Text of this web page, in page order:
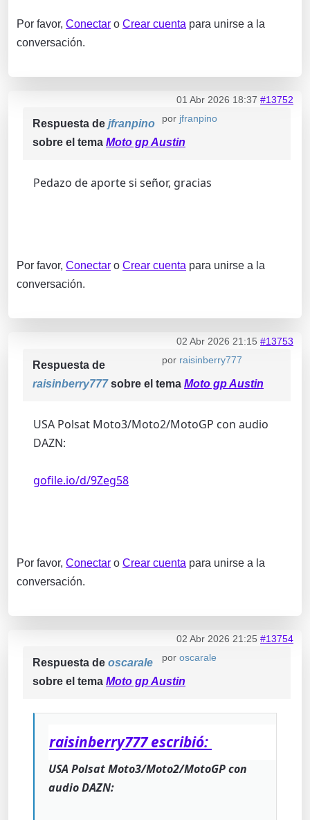
Por favor, Conectar o Crear cuenta para unirse a la
conversación.
01 Abr 2026 18:37 #13752
por jfranpino
Respuesta de jfranpino
sobre el tema Moto gp Austin
Pedazo de aporte si señor, gracias
Por favor, Conectar o Crear cuenta para unirse a la
conversación.
02 Abr 2026 21:15 #13753
por raisinberry777
Respuesta de
raisinberry777sobre el tema Moto gp Austin
USA Polsat Moto3/Moto2/MotoGP con audio
DAZN:
gofile.io/d/9Zeg58
Por favor, Conectar o Crear cuenta para unirse a la
conversación.
02 Abr 2026 21:25 #13754
por oscarale
Respuesta de oscarale
sobre el tema Moto gp Austin
raisinberry777 escribió:
USA Polsat Moto3/Moto2/MotoGP con
audio DAZN: